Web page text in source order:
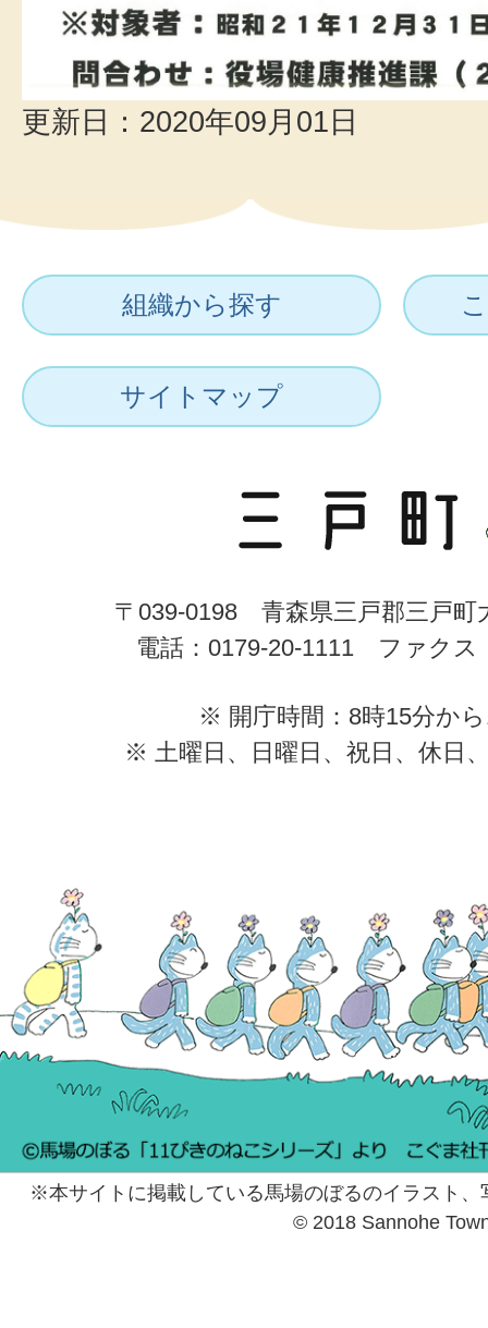
更新日：2020年09月01日
組織から探す
サイトマップ
〒039-0198 青森県三戸郡三戸町
電話：0179-20-1111 ファクス
※ 開庁時間：8時15分か
※ 土曜日、日曜日、祝日、休日
※本サイトに掲載している馬場のぼるのイラスト
© 2018 Sannohe